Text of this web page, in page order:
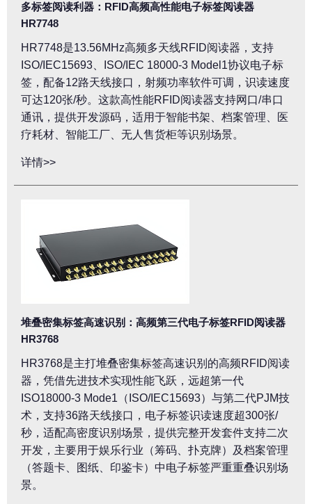
多标签阅读利器：RFID高频高性能电子标签阅读器
HR7748
HR7748是13.56MHz高频多天线RFID阅读器，支持
ISO/IEC15693、ISO/IEC 18000-3 Model1协议电子标
签，配备12路天线接口，射频功率软件可调，识读速度
可达120张/秒。这款高性能RFID阅读器支持网口/串口
通讯，提供开发源码，适用于智能书架、档案管理、医
疗耗材、智能工厂、无人售货柜等识别场景。
详情>>
堆叠密集标签高速识别：高频第三代电子标签RFID阅读器
HR3768
HR3768是主打堆叠密集标签高速识别的高频RFID阅读
器，凭借先进技术实现性能飞跃，远超第一代
ISO18000-3 Mode1（ISO/IEC15693）与第二代PJM技
术，支持36路天线接口，电子标签识读速度超300张/
秒，适配高密度识别场景，提供完整开发套件支持二次
开发，主要用于娱乐行业（筹码、扑克牌）及档案管理
（答题卡、图纸、印鉴卡）中电子标签严重重叠识别场
景。